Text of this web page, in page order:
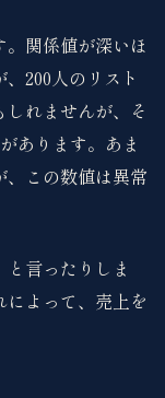
関係値が深いほ
200人のリスト
れませんが、そ
あります。あま
、この数値は異常
言ったりしま
よって、売上を